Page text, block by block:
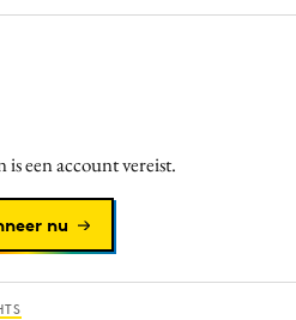
een account vereist.
nu